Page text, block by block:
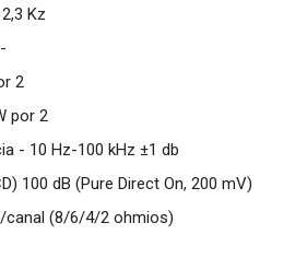
Kz
2
por 2
- 10 Hz-100 kHz ±1 db
100 dB (Pure Direct On, 200 mV)
canal (8/6/4/2 ohmios)